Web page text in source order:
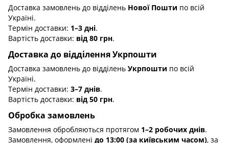
Доставка замовлень до відділень Нової Пошти по всій
Україні.
Термін доставки: 1–3 дні.
Вартість доставки: від 80 грн.
Доставка до відділення Укрпошти
Доставка замовлень до відділень Укрпошти по всій
Україні.
Термін доставки: 3–7 днів.
Вартість доставки: від 50 грн.
Обробка замовлень
Замовлення обробляються протягом 1–2 робочих днів.
Замовлення, оформлені до 13:00 (за київським часом), за